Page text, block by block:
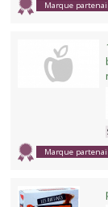
Marque
Marque